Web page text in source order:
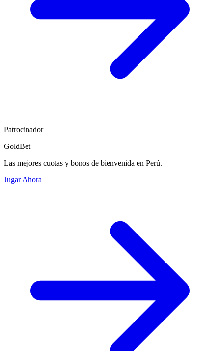
Patrocinador
GoldBet
Las mejores cuotas y bonos de bienvenida en Perú.
Jugar Ahora